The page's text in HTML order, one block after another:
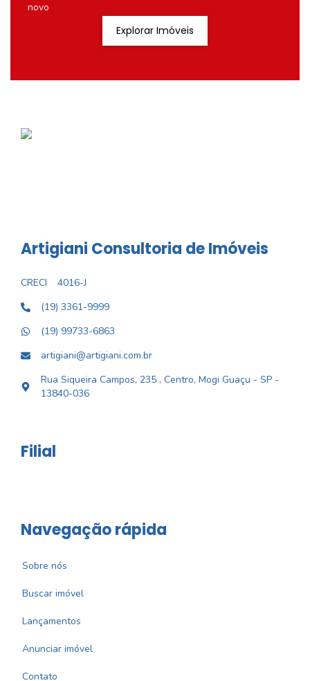
novo
Explorar Imóveis
Artigiani Consultoria de Imóveis
CRECI
4016-J
(19) 3361-9999
(19) 99733-6863
artigiani@artigiani.com.br
Rua Siqueira Campos, 235 , Centro, Mogi Guaçu - SP -
13840-036
Filial
Navegação rápida
Sobre nós
Buscar imóvel
Lançamentos
Anunciar imóvel
Contato